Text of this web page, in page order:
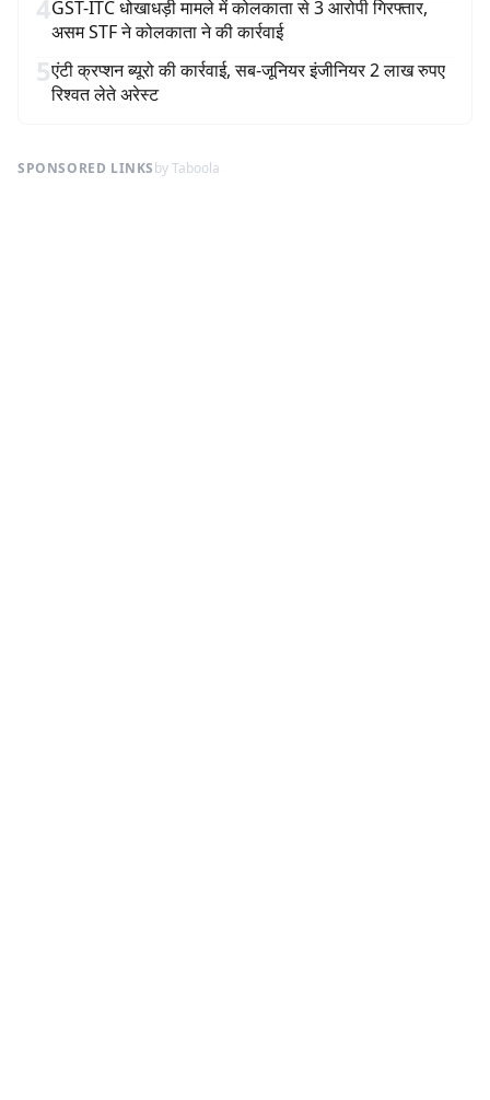
4GST-ITC धोखाधड़ी मामले में कोलकाता से 3 आरोपी गिरफ्तार,
असम STF ने कोलकाता ने की कार्रवाई
5एंटी क्रप्शन ब्यूरो की कार्रवाई, सब-जूनियर इंजीनियर 2 लाख रुपए
रिश्वत लेते अरेस्ट
SPONSORED LINKSby Taboola